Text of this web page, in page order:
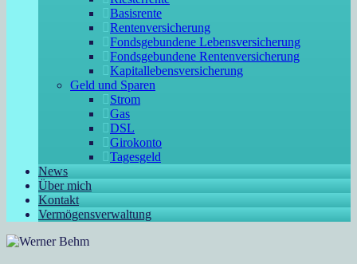
Basisrente
Rentenversicherung
Fondsgebundene Lebensversicherung
Fondsgebundene Rentenversicherung
Kapitallebensversicherung
Geld und Sparen
Strom
Gas
DSL
Girokonto
Tagesgeld
News
Über mich
Kontakt
Vermögensverwaltung